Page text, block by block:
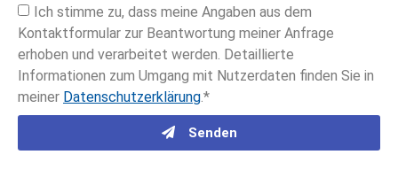
Ich stimme zu, dass meine Angaben aus dem
Kontaktformular zur Beantwortung meiner Anfrage
erhoben und verarbeitet werden. Detaillierte
Informationen zum Umgang mit Nutzerdaten finden Sie in
meiner Datenschutzerklärung.*
Senden